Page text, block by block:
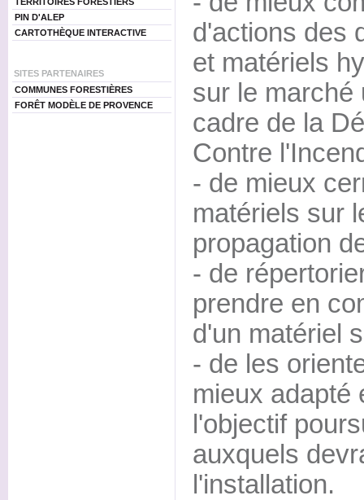
PIN D'ALEP
CARTOTHÈQUE INTERACTIVE
SITES PARTENAIRES
COMMUNES FORESTIÈRES
FORÊT MODÈLE DE PROVENCE
d'actions des
et matériels
sur le marché
cadre de la
Contre
- de mieux
matériels sur
propagation
- de
prendre en
d'un matériel
- de les
mieux adapté
l'objectif
auxquels
l'installation.